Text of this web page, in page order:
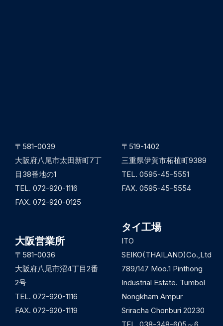
〒581-0039
大阪府八尾市太田新町7丁
目38番地の1
TEL. 072-920-1116
FAX. 072-920-0125
大阪営業所
〒581-0036
大阪府八尾市沼4丁目2番
2号
TEL. 072-920-1116
FAX. 072-920-1119
〒519-1402
三重県伊賀市柘植町9389
TEL. 0595-45-5551
FAX. 0595-45-5554
タイ工場
ITO
SEIKO(THAILAND)Co.,Ltd
789/147 Moo.1 Pinthong
Industrial Estate. Tumbol
Nongkham Ampur
Sriracha Chonburi 20230
TEL. 038-348-605～6